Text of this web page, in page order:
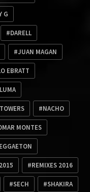
G
DARELL
JUAN MAGAN
EBRATT
NACHO
MONTES
REMIXES 2016
SECH SHAKIRA